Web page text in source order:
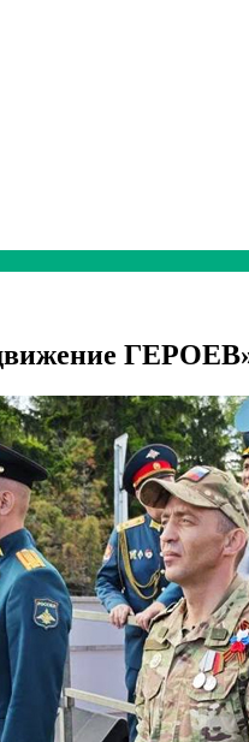
ГЕРОЕВ»